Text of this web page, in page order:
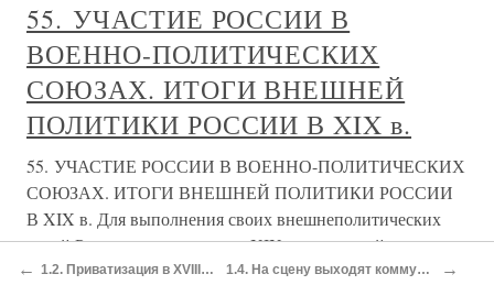
55. УЧАСТИЕ РОССИИ В
ВОЕННО-ПОЛИТИЧЕСКИХ
СОЮЗАХ. ИТОГИ ВНЕШНЕЙ
ПОЛИТИКИ РОССИИ В XIX в.
55. УЧАСТИЕ РОССИИ В ВОЕННО-ПОЛИТИЧЕСКИХ
СОЮЗАХ. ИТОГИ ВНЕШНЕЙ ПОЛИТИКИ РОССИИ
В XIX в. Для выполнения своих внешнеполитических
целей Россия на протяжении XIX в. взаимодействовала и
вступала в различные коалиции со всеми ведущими
← 1.2. Приватизация в XVIII веке 1.4. На сцену выходят коммунисты →